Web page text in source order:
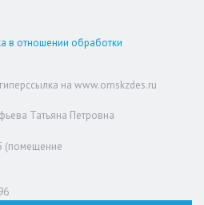
в отношении обработки
на www.omskzdes.ru
Татьяна Петровна
(помещение